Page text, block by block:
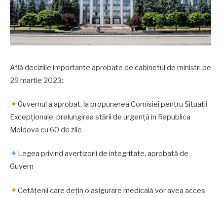
Află deciziile importante aprobate de cabinetul de miniștri pe
29 martie 2023:
Guvernul a aprobat, la propunerea Comisiei pentru Situații
Excepționale, prelungirea stării de urgență în Republica
Moldova cu 60 de zile
Legea privind avertizorii de integritate, aprobată de
Guvern
Cetățenii care dețin o asigurare medicală vor avea acces